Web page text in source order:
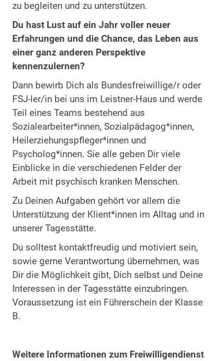
zu begleiten und zu unterstützen.
Du hast Lust auf ein Jahr voller neuer
Erfahrungen und die Chance, das Leben aus
einer ganz anderen Perspektive
kennenzulernen?
Dann bewirb Dich als Bundesfreiwillige/r oder
FSJ-ler/in bei uns im Leistner-Haus und werde
Teil eines Teams bestehend aus
Sozialearbeiter*innen, Sozialpädagog*innen,
Heilerziehungspfleger*innen und
Psycholog*innen. Sie alle geben Dir viele
Einblicke in die verschiedenen Felder der
Arbeit mit psychisch kranken Menschen.
Zu Deinen Aufgaben gehört vor allem die
Unterstützung der Klient*innen im Alltag und in
unserer Tagesstätte.
Du solltest kontaktfreudig und motiviert sein,
sowie gerne Verantwortung übernehmen, was
Dir die Möglichkeit gibt, Dich selbst und Deine
Interessen in der Tagesstätte einzubringen.
Voraussetzung ist ein Führerschein der Klasse
B.
Weitere Informationen zum Freiwilligendienst